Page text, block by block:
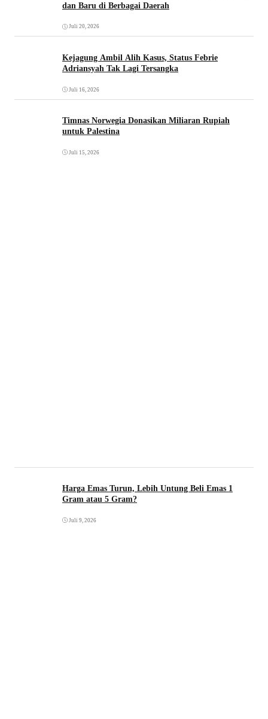
dan Baru di Berbagai Daerah
Juli 20, 2026
Kejagung Ambil Alih Kasus, Status Febrie
Adriansyah Tak Lagi Tersangka
Juli 16, 2026
Timnas Norwegia Donasikan Miliaran Rupiah
untuk Palestina
Juli 15, 2026
Harga Emas Turun, Lebih Untung Beli Emas 1
Gram atau 5 Gram?
Juli 9, 2026